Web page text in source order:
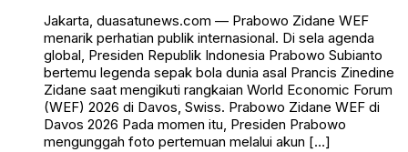
Jakarta, duasatunews.com — Prabowo Zidane WEF
menarik perhatian publik internasional. Di sela agenda
global, Presiden Republik Indonesia Prabowo Subianto
bertemu legenda sepak bola dunia asal Prancis Zinedine
Zidane saat mengikuti rangkaian World Economic Forum
(WEF) 2026 di Davos, Swiss. Prabowo Zidane WEF di
Davos 2026 Pada momen itu, Presiden Prabowo
mengunggah foto pertemuan melalui akun […]